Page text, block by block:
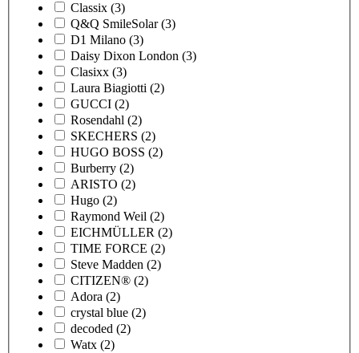
Classix (3)
Q&Q SmileSolar (3)
D1 Milano (3)
Daisy Dixon London (3)
Clasixx (3)
Laura Biagiotti (2)
GUCCI (2)
Rosendahl (2)
SKECHERS (2)
HUGO BOSS (2)
Burberry (2)
ARISTO (2)
Hugo (2)
Raymond Weil (2)
EICHMÜLLER (2)
TIME FORCE (2)
Steve Madden (2)
CITIZEN® (2)
Adora (2)
crystal blue (2)
decoded (2)
Watx (2)